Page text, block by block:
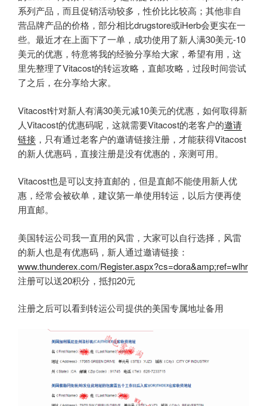
系列产品，而且促销活动较多，性价比比较高；其他非自
营品牌产品的价格，部分相比drugstore或iHerb会更实在一
些。最近才在上面下了一单，成功使用了新人满30美元-10
美元的优惠，特意将我的经验分享给大家，希望有用，这
里先整理了Vitacost的转运攻略，直邮攻略，过段时间尝试
了之后，在分享给大家。
Vitacost针对新人有满30美元减10美元的优惠，如何取得新
人Vitacost的优惠码呢，这就需要Vitacost的老客户的邀请
链接 ，只有通过老客户的邀请链接注册，才能获得Vitacost
的新人优惠码，直接注册是没有优惠的，亲测可用。
Vitacost也是可以支持直邮的，但是直邮不能使用新人优
惠，经常会被砍单，建议第一单使用转运，以后方便再使
用直邮。
美国转运公司我一直用的风雷，大家可以自行选择，风雷
的新人也是有优惠码，新人通过邀请链接：
www.thunderex.com/Register.aspx?cs=dora&amp;ref=wlhr
注册可以送20积分，抵扣20元
注册之后可以看到转运公司提供的美国专属地址备用